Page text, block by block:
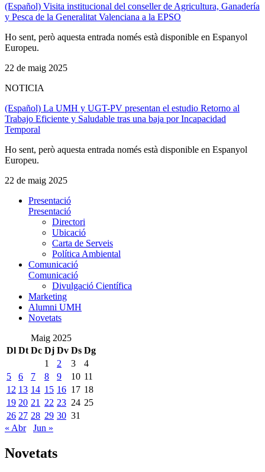
(Español) Visita institucional del conseller de Agricultura, Ganadería
y Pesca de la Generalitat Valenciana a la EPSO
Ho sent, però aquesta entrada només està disponible en Espanyol
Europeu.
22 de maig 2025
NOTICIA
(Español) La UMH y UGT-PV presentan el estudio Retorno al
Trabajo Eficiente y Saludable tras una baja por Incapacidad
Temporal
Ho sent, però aquesta entrada només està disponible en Espanyol
Europeu.
22 de maig 2025
Presentació
Presentació
Directori
Ubicació
Carta de Serveis
Política Ambiental
Comunicació
Comunicació
Divulgació Científica
Marketing
Alumni UMH
Novetats
Maig 2025
Dl Dt Dc Dj Dv Ds Dg
1
2 3
4
5
6 7 8 9 10 11
12 13 14 15 16 17 18
19 20 21 22 23 24 25
26 27 28 29 30 31
« Abr
Jun »
Novetats